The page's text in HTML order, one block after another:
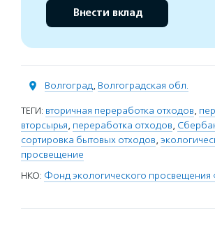
Внести вклад
Волгоград, Волгоградская обл.
ТЕГИ: вторичная переработка отходов,
вторсырья, переработка отходов,
сортировка бытовых отходов,
просвещение
НКО: Фонд экологического просвещения